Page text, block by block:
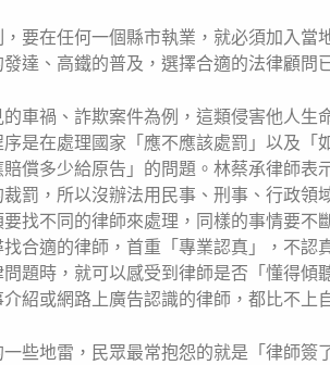
要在任何一個縣市執業，就必須加入當
達、高鐵的普及，選擇合適的法律顧問
車禍、詐欺案件為例，這類侵害他人生
是在處理國家「應不應該處罰」以及「
償多少給原告」的問題。林蔡承律師表
罰，所以沒辦法用民事、刑事、行政領
找不同的律師來處理，同樣的事情要不
合適的律師，首重「專業認真」，不認
題時，就可以感受到律師是否「懂得傾
紹或網路上廣告認識的律師，都比不上
些地雷，民眾最常抱怨的就是「律師簽